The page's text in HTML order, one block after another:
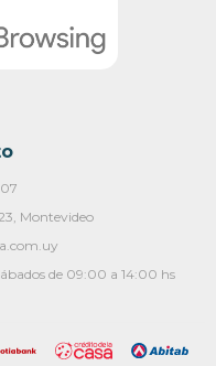
Montevideo
de 09:00 a 14:00 hs